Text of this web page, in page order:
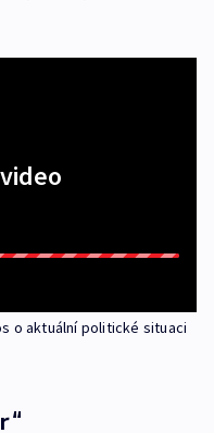
o aktuální politické situaci